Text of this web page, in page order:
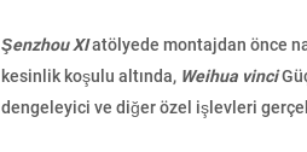
Şenzhou XIatölyede montajdan önce
kesinlik koşulu altında, Weihua vinci
dengeleyici ve diğer özel işlevleri